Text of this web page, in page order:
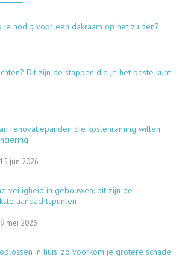
je nodig voor een dakraam op het zuiden?
Dit zijn de stappen die je het beste kunt
renovatiepanden die kostenraming willen
15 jun 2026
veiligheid in gebouwen: dit zijn de
aandachtspunten
mei 2026
in huis: zo voorkom je grotere schade